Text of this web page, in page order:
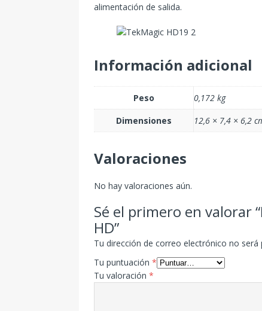
alimentación de salida.
Información adicional
Peso
0,172 kg
Dimensiones
12,6 × 7,4 × 6,2
Valoraciones
No hay valoraciones aún.
Sé el primero en valorar
HD”
Tu dirección de correo electrónico no será
Tu puntuación *
Tu valoración *